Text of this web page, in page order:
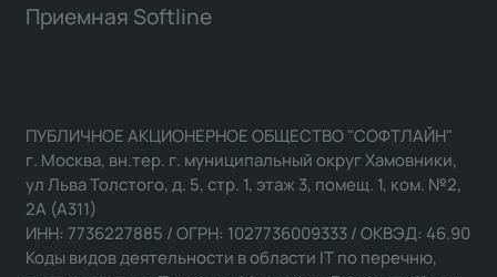
Приемная Softline
ПУБЛИЧНОЕ АКЦИОНЕРНОЕ ОБЩЕСТВО "СОФТЛАЙН"
г. Москва, вн.тер. г. муниципальный округ Хамовники,
ул Льва Толстого, д. 5, стр. 1, этаж 3, помещ. 1, ком. №2,
2А (А311)
ИНН: 7736227885 / ОГРН: 1027736009333 / ОКВЭД: 46.90
Коды видов деятельности в области IT по перечню,